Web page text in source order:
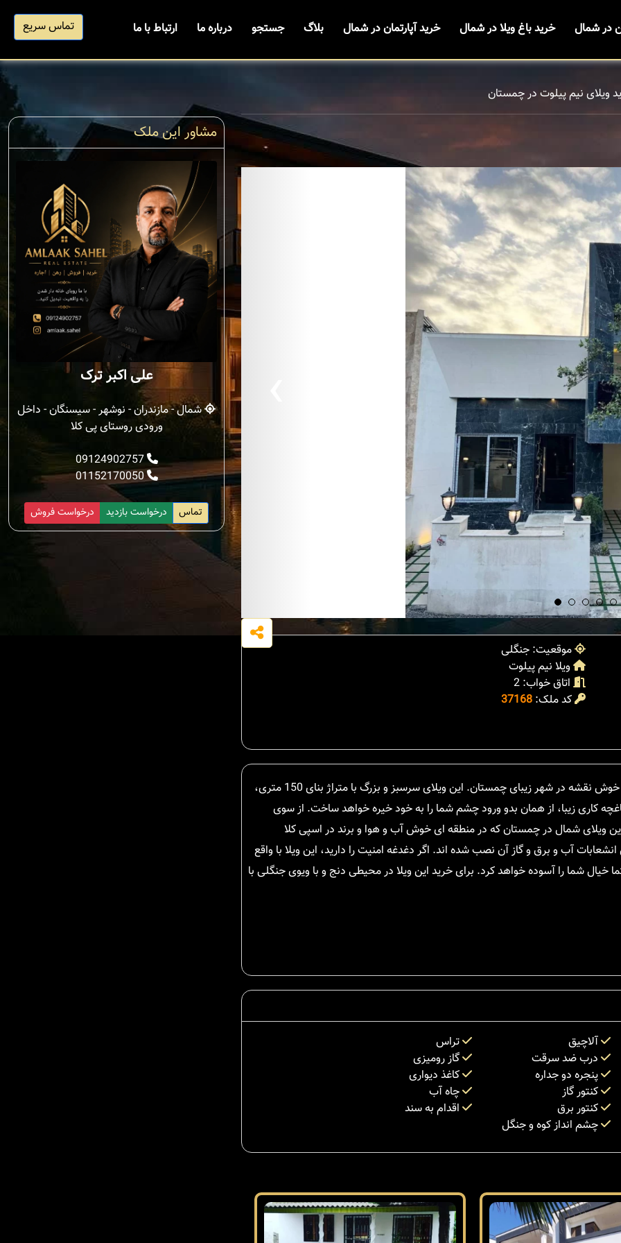
در شمال خرید باغ ویلا در شمال خرید آپارتمان در شمال بلاگ جستجو درباره ما ارتباط با ما تماس سریع
ویلای نیم پیلوت در چمستان
موقعیت: جنگلی
ویلا نیم پیلوت
اتاق خواب: 2
کد ملک: 37168
اینبار مهمان نگاه زیبای شما هستیم با معرفی یه ویلا شمال نیم پیلوت خوش نقشه در شهر زیبای چمستان. این ویلای سرسبز و بزرگ با متراژ بنای 150 متری،
ویلا با باغچه کاری زیبا، از همان بدو ورود چشم شما را به خود خیره خواهد ساخت. از سوی
ویلای شمال در چمستان که در منطقه ای خوش آب و هوا و برند در اسپی کلا
آب و برق و گاز آن نصب شده اند. اگر دغدغه امنیت را دارید، این ویلا با واقع
شما را آسوده خواهد کرد. برای خرید این ویلا در محیطی دنج و با ویوی جنگلی با
آلاچیق
تراس
درب ضد سرقت
گاز رومیزی
پنجره دو جداره
کاغذ دیواری
کنتور گاز
چاه آب
کنتور برق
اقدام به سند
چشم انداز کوه و جنگل
مشاور این ملک
علی اکبر ترک
شمال - مازندران - نوشهر - سیسنگان - داخل
ورودی روستای پی کلا
09124902757
01152170050
درخواست فروش درخواست بازدید تماس